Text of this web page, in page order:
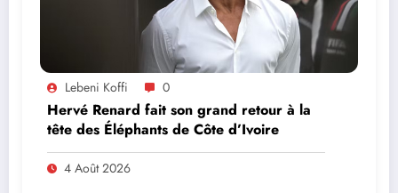
Lebeni Koffi 0
Hervé Renard fait son grand retour à la
tête des Éléphants de Côte d’Ivoire
4 Août 2026